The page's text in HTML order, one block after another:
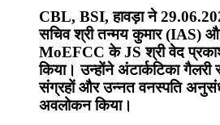
CBL, BSI, हावड़ा ने
सचिव श्री तन्मय कुमार (IAS)
MoEFCC के JS श्री वेद
किया। उन्होंने अंटार्कटिका गैलरी
संग्रहों और उन्नत वनस्पति
अवलोकन किया।